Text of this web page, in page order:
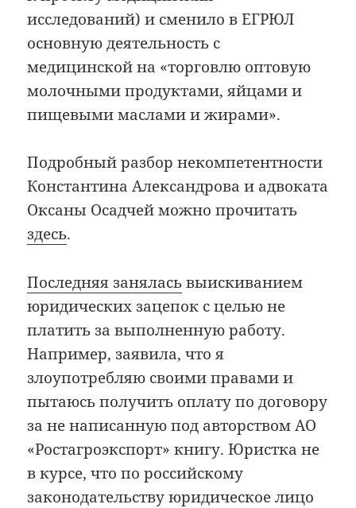
исследований) и сменило в ЕГРЮЛ
основную деятельность с
медицинской на «торговлю оптовую
молочными продуктами, яйцами и
пищевыми маслами и жирами».
Подробный разбор некомпетентности
Константина Александрова и адвоката
Оксаны Осадчей можно прочитать
здесь.
Последняя заняласьвыискиванием
юридических зацепок с целью не
платить за выполненную работу.
Например, заявила, что я
злоупотребляю своими правами и
пытаюсь получить оплату по договору
за не написанную под авторством АО
«Ростагроэкспорт» книгу. Юристка не
в курсе, что по российскому
законодательству юридическое лицо